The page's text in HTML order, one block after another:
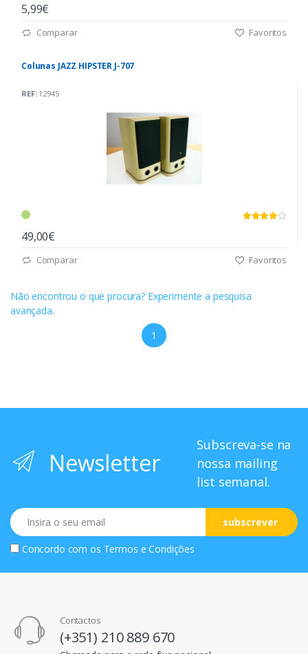
5,99€
Comparar Favoritos
Colunas JAZZ HIPSTER J-707
REF:12945
49,00€
Comparar Favoritos
Não encontrou o que procura? Experimente a pesquisa
avançada.
1
Newsletter
Subscreva-se na
nossa mailing
list semanal.
Email
subscrever
Concordo com os Termos e Condições
Contactos
(+351) 210 889 670